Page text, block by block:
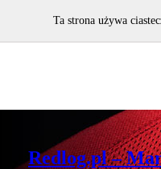
Redlog.pl –
Ta strona używa